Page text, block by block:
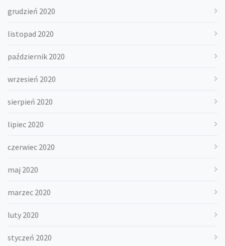
grudzień 2020
listopad 2020
październik 2020
wrzesień 2020
sierpień 2020
lipiec 2020
czerwiec 2020
maj 2020
marzec 2020
luty 2020
styczeń 2020